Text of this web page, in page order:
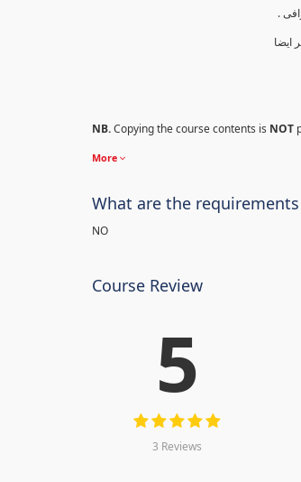
.
ايضا
NB.Copying the course contents is NOT
More
What are the
NO
Course Review
5
3 Reviews